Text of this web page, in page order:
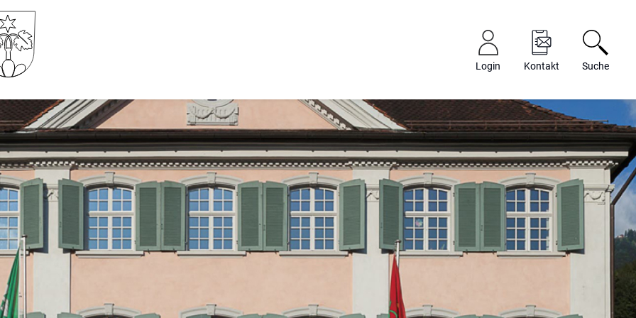
Gemeinde Wartau
Login Kontakt Suche